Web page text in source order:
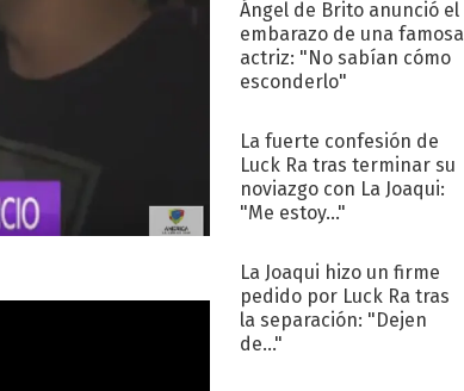
Ángel de Brito anunció el
embarazo de una famosa
actriz: "No sabían cómo
esconderlo"
La fuerte confesión de
Luck Ra tras terminar su
noviazgo con La Joaqui:
"Me estoy..."
La Joaqui hizo un firme
pedido por Luck Ra tras
la separación: "Dejen
de..."